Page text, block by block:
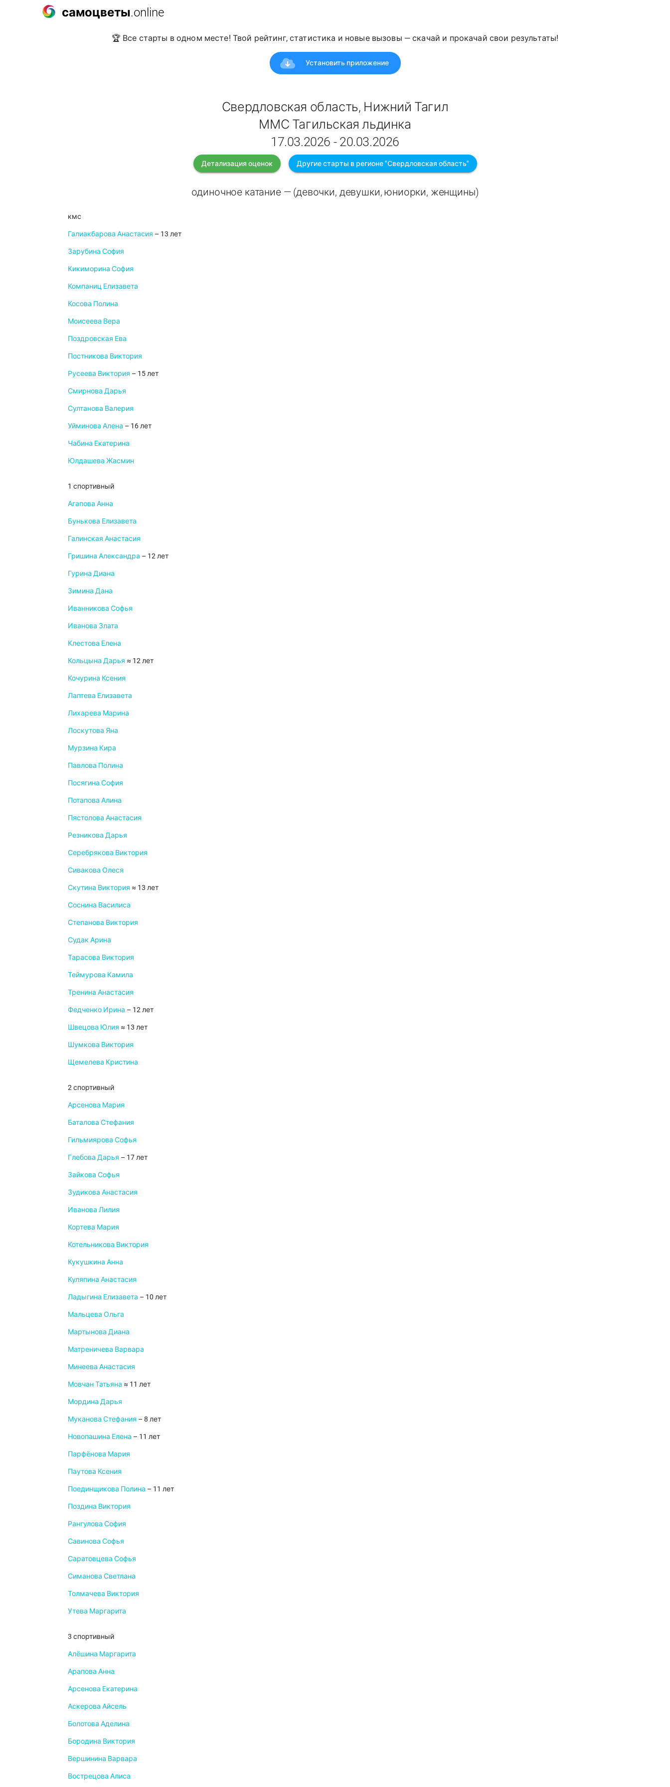
самоцветы.online
🏆 Все старты в одном месте! Твой рейтинг, статистика и новые вызовы — скачай и прокачай свои результаты!
Установить приложение
Свердловская область, Нижний Тагил
ММС Тагильская льдинка
17.03.2026 - 20.03.2026
Детализация оценок Другие старты в регионе "Свердловская область"
одиночное катание — (девочки, девушки, юниорки, женщины)
кмс
Галиакбарова Анастасия – 13 лет
Зарубина София
Кикиморина София
Компаниц Елизавета
Косова Полина
Моисеева Вера
Поздровская Ева
Постникова Виктория
Русеева Виктория – 15 лет
Смирнова Дарья
Султанова Валерия
Уйминова Алена – 16 лет
Чабина Екатерина
Юлдашева Жасмин
1 спортивный
Агапова Анна
Бунькова Елизавета
Галинская Анастасия
Гришина Александра – 12 лет
Гурина Диана
Зимина Дана
Иванникова Софья
Иванова Злата
Клестова Елена
Кольцына Дарья ≈ 12 лет
Кочурина Ксения
Лаптева Елизавета
Лихарева Марина
Лоскутова Яна
Мурзина Кира
Павлова Полина
Посягина София
Потапова Алина
Пястолова Анастасия
Резникова Дарья
Серебрякова Виктория
Сивакова Олеся
Скутина Виктория ≈ 13 лет
Соснина Василиса
Степанова Виктория
Судак Арина
Тарасова Виктория
Теймурова Камила
Тренина Анастасия
Федченко Ирина – 12 лет
Швецова Юлия ≈ 13 лет
Шумкова Виктория
Щемелева Кристина
2 спортивный
Арсенова Мария
Баталова Стефания
Гильмиярова Софья
Глебова Дарья – 17 лет
Зайкова Софья
Зудикова Анастасия
Иванова Лилия
Кортева Мария
Котельникова Виктория
Кукушкина Анна
Куляпина Анастасия
Ладыгина Елизавета – 10 лет
Мальцева Ольга
Мартынова Диана
Матреничева Варвара
Минеева Анастасия
Мовчан Татьяна ≈ 11 лет
Мордина Дарья
Муканова Стефания – 8 лет
Новопашина Елена – 11 лет
Парфёнова Мария
Паутова Ксения
Поединщикова Полина – 11 лет
Поздина Виктория
Рангулова София
Савинова Софья
Саратовцева Софья
Симанова Светлана
Толмачева Виктория
Утева Маргарита
3 спортивный
Алёшина Маргарита
Арапова Анна
Арсенова Екатерина
Аскерова Айсель
Болотова Аделина
Бородина Виктория
Вершинина Варвара
Вострецова Алиса